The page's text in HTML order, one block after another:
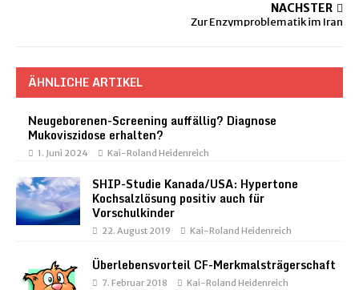
NÄCHSTER
Zur Enzymproblematik im Iran
ÄHNLICHE ARTIKEL
Neugeborenen-Screening auffällig? Diagnose
Mukoviszidose erhalten?
1. Juni 2024 Kai-Roland Heidenreich
SHIP-Studie Kanada/USA: Hypertone
Kochsalzlösung positiv auch für
Vorschulkinder
22. August 2019 Kai-Roland Heidenreich
Überlebensvorteil CF-Merkmalsträgerschaft
7. Februar 2018 Kai-Roland Heidenreich